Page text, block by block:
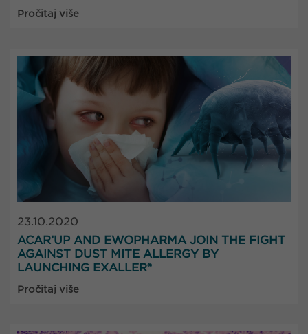
Pročitaj više
23.10.2020
ACAR’UP AND EWOPHARMA JOIN THE FIGHT
AGAINST DUST MITE ALLERGY BY
LAUNCHING EXALLER®
Pročitaj više